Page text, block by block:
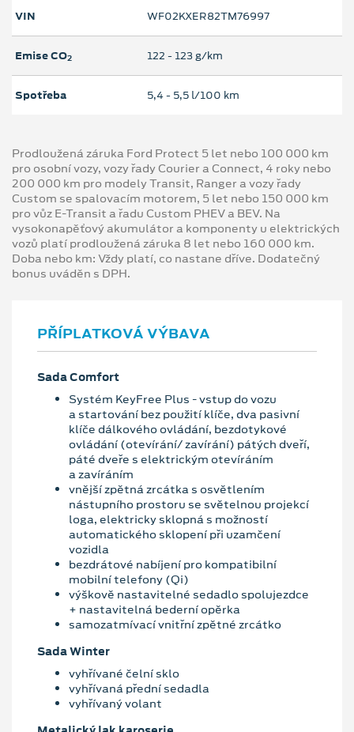
VIN WF02KXER82TM76997
Emise CO2 122 ‐ 123 g/km
Spotřeba 5,4 ‐ 5,5 l/100 km
Prodloužená záruka Ford Protect 5 let nebo 100 000 km
pro osobní vozy, vozy řady Courier a Connect, 4 roky nebo
200 000 km pro modely Transit, Ranger a vozy řady
Custom se spalovacím motorem, 5 let nebo 150 000 km
pro vůz E-Transit a řadu Custom PHEV a BEV. Na
vysokonapěťový akumulátor a komponenty u elektrických
vozů platí prodloužená záruka 8 let nebo 160 000 km.
Doba nebo km: Vždy platí, co nastane dříve. Dodatečný
bonus uváděn s DPH.
PŘÍPLATKOVÁ VÝBAVA
Sada Comfort
Systém KeyFree Plus - vstup do vozu
a startování bez použití klíče, dva pasivní
klíče dálkového ovládání, bezdotykové
ovládání (otevírání/ zavírání) pátých dveří,
páté dveře s elektrickým otevíráním
a zavíráním
vnější zpětná zrcátka s osvětlením
nástupního prostoru se světelnou projekcí
loga, elektricky sklopná s možností
automatického sklopení při uzamčení
vozidla
bezdrátové nabíjení pro kompatibilní
mobilní telefony (Qi)
výškově nastavitelné sedadlo spolujezdce
+ nastavitelná bederní opěrka
samozatmívací vnitřní zpětné zrcátko
Sada Winter
vyhřívané čelní sklo
vyhřívaná přední sedadla
vyhřívaný volant